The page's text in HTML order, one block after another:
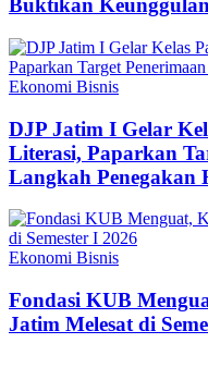
Buktikan
Ekonomi Bisnis
DJP Jatim I Gelar
Literasi, Paparkan
Langkah Penegakan
Ekonomi Bisnis
Fondasi KUB
Jatim Melesat di